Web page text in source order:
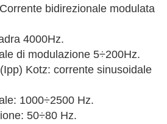
bidirezionale modulata
4000Hz.
di modulazione 5÷200Hz.
Kotz: corrente sinusoidale
1000÷2500 Hz.
50÷80 Hz.